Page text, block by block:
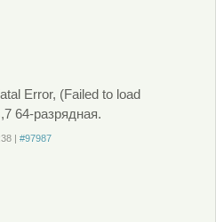
Error, (Failed to load
64-разрядная.
|#97987